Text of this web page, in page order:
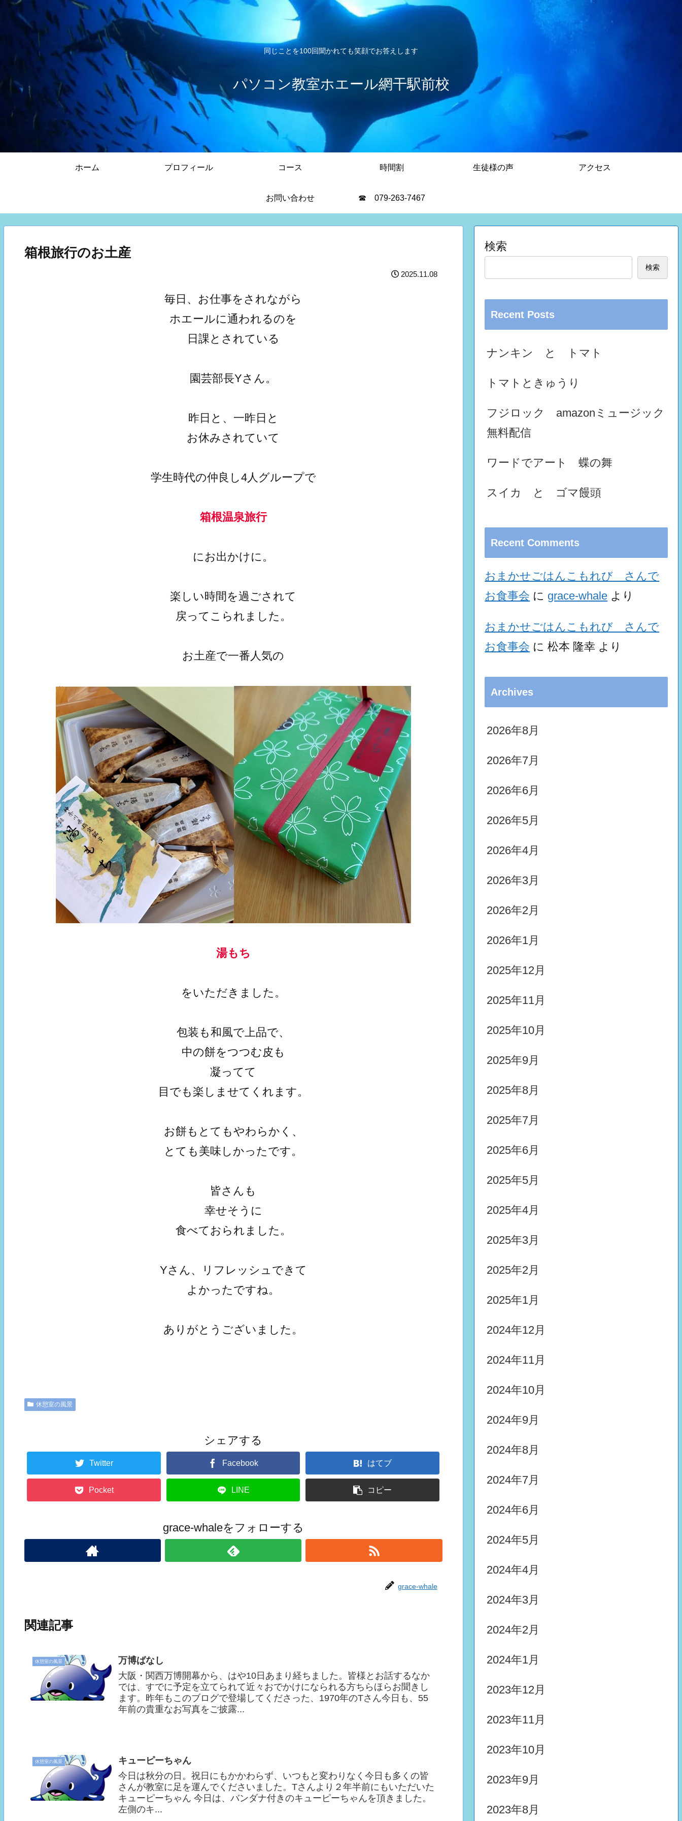
同じことを100回聞かれても笑顔でお答えします
パソコン教室ホエール網干駅前校
ホーム プロフィール コース 時間割 生徒様の声 アクセス
お問い合わせ ☎ 079-263-7467
箱根旅行のお土産
2025.11.08
毎日、お仕事をされながら
ホエールに通われるのを
日課とされている
園芸部長Yさん。
昨日と、一昨日と
お休みされていて
学生時代の仲良し4人グループで
箱根温泉旅行
にお出かけに。
楽しい時間を過ごされて
戻ってこられました。
お土産で一番人気の
湯もち
をいただきました。
包装も和風で上品で、
中の餅をつつむ皮も
凝ってて
目でも楽しませてくれます。
お餅もとてもやわらかく、
とても美味しかったです。
皆さんも
幸せそうに
食べておられました。
Yさん、リフレッシュできて
よかったですね。
ありがとうございました。
休憩室の風景
シェアする
Twitter Facebook はてブ
Pocket LINE コピー
grace-whaleをフォローする
grace-whale
関連記事
休憩室の風景
万博ばなし
大阪・関西万博開幕から、はや10日あまり経ちました。皆様とお話するなか
では、すでに予定を立てられて近々おでかけになられる方ちらほらお聞きし
ます。昨年もこのブログで登場してくださった、1970年のTさん今日も、55
年前の貴重なお写真をご披露...
休憩室の風景
キューピーちゃん
今日は秋分の日。祝日にもかかわらず、いつもと変わりなく今日も多くの皆
さんが教室に足を運んでくださいました。Tさんより２年半前にもいただいた
キューピーちゃん 今日は、バンダナ付きのキューピーちゃんを頂きました。
左側のキ...
検索
検索
Recent Posts
ナンキン と トマト
トマトときゅうり
フジロック amazonミュージック
無料配信
ワードでアート 蝶の舞
スイカ と ゴマ饅頭
Recent Comments
おまかせごはんこもれび さんで
お食事会 に grace-whale より
おまかせごはんこもれび さんで
お食事会 に松本 隆幸 より
Archives
2026年8月
2026年7月
2026年6月
2026年5月
2026年4月
2026年3月
2026年2月
2026年1月
2025年12月
2025年11月
2025年10月
2025年9月
2025年8月
2025年7月
2025年6月
2025年5月
2025年4月
2025年3月
2025年2月
2025年1月
2024年12月
2024年11月
2024年10月
2024年9月
2024年8月
2024年7月
2024年6月
2024年5月
2024年4月
2024年3月
2024年2月
2024年1月
2023年12月
2023年11月
2023年10月
2023年9月
2023年8月